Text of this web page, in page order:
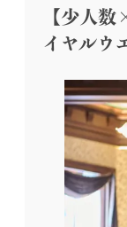
【少人
イヤルウ